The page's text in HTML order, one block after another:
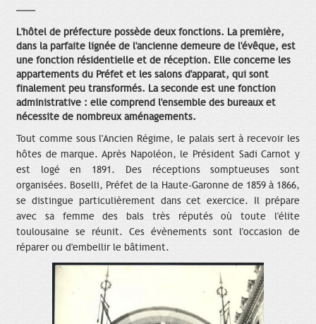
L'hôtel de préfecture possède deux fonctions. La première,
dans la parfaite lignée de l'ancienne demeure de l'évêque, est
une fonction résidentielle et de réception. Elle concerne les
appartements du Préfet et les salons d'apparat, qui sont
finalement peu transformés. La seconde est une fonction
administrative : elle comprend l'ensemble des bureaux et
nécessite de nombreux aménagements.
Tout comme sous l'Ancien Régime, le palais sert à recevoir les
hôtes de marque. Après Napoléon, le Président Sadi Carnot y
est logé en 1891. Des réceptions somptueuses sont
organisées. Boselli, Préfet de la Haute-Garonne de 1859 à 1866,
se distingue particulièrement dans cet exercice. Il prépare
avec sa femme des bals très réputés où toute l'élite
toulousaine se réunit. Ces évènements sont l'occasion de
réparer ou d'embellir le bâtiment.